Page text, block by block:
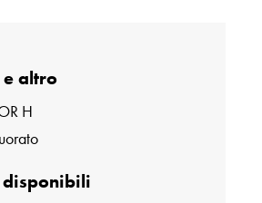
e altro
H
disponibili